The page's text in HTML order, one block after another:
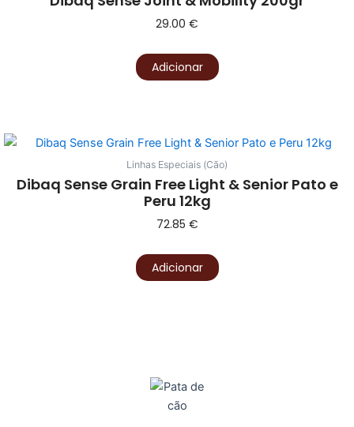
29.00 €
Adicionar
Linhas Especiais (Cão)
Dibaq Sense Grain Free Light & Senior Pato e
Peru 12kg
72.85 €
Adicionar